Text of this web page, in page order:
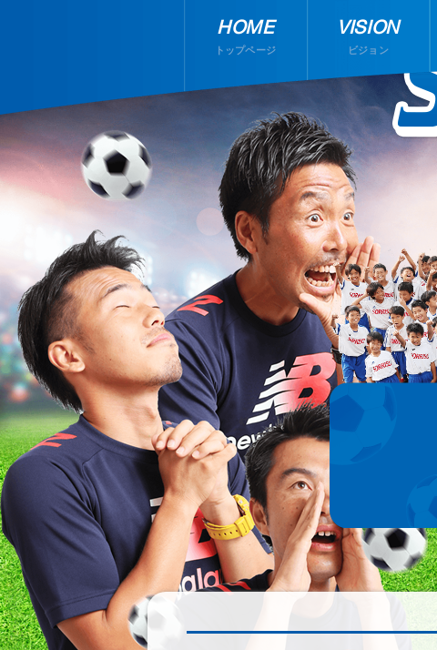
HOME
トップページ
VISION
ビジョン